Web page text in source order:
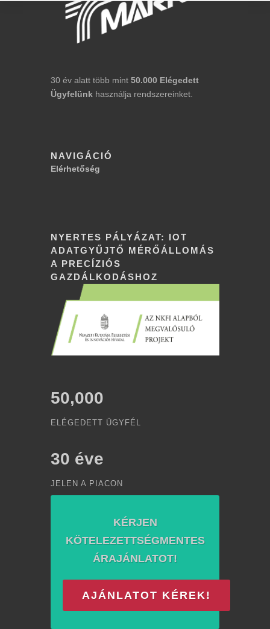
30 év alatt több mint 50.000 Elégedett
Ügyfelünk használja rendszereinket.
NAVIGÁCIÓ
Elérhetőség
NYERTES PÁLYÁZAT: IOT
ADATGYŰJTŐ MÉRŐÁLLOMÁS
A PRECÍZIÓS
GAZDÁLKODÁSHOZ
50,000
ELÉGEDETT ÜGYFÉL
30 éve
JELEN A PIACON
KÉRJEN
KÖTELEZETTSÉGMENTES
ÁRAJÁNLATOT!
AJÁNLATOT KÉREK!